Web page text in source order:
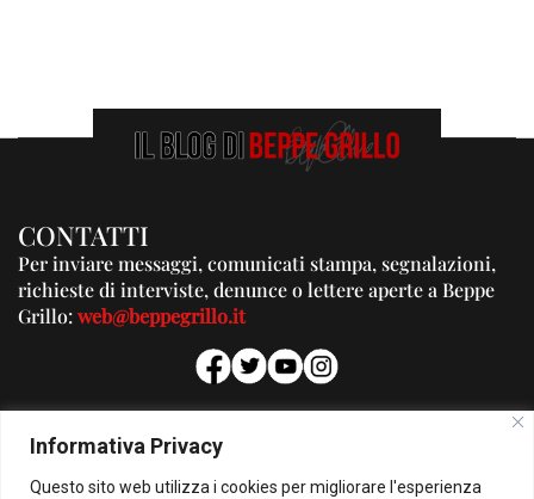
Informativa Privacy
Questo sito web utilizza i cookies per migliorare l'esperienza
CONTATTI
Per inviare messaggi, comunicati stampa, segnalazioni,
richieste di interviste, denunce o lettere aperte a Beppe
Grillo:web@beppegrillo.it
PUBBLICITA'
Per la tua pubblicità su questo Blog:
pubblicita@beppegrillo.it